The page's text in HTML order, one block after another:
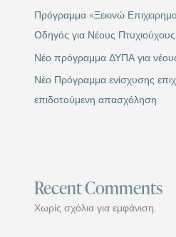
Πρόγραμμα «Ξεκινώ
Οδηγός για Νέους Πτυχιούχους
Νέο πρόγραμμα ΔΥΠΑ για
Νέο Πρόγραμμα ενίσχυσης
επιδοτούμενη απασχόληση
Recent Comments
Χωρίς σχόλια για εμφάνιση.